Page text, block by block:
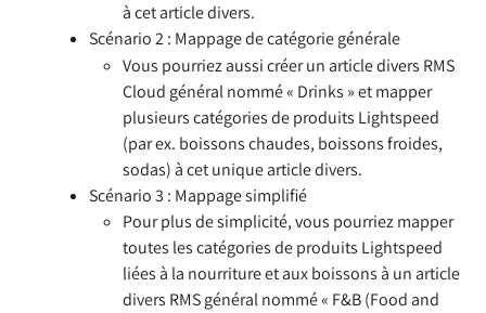
à cet article divers.
Scénario 2 : Mappage de catégorie générale
Vous pourriez aussi créer un article divers RMS
Cloud général nommé « Drinks » et mapper
plusieurs catégories de produits Lightspeed
(par ex. boissons chaudes, boissons froides,
sodas) à cet unique article divers.
Scénario 3 : Mappage simplifié
Pour plus de simplicité, vous pourriez mapper
toutes les catégories de produits Lightspeed
liées à la nourriture et aux boissons à un article
divers RMS général nommé « F&B (Food and